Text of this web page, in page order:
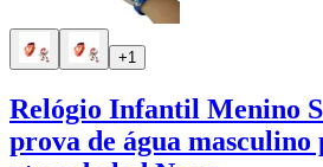
+1
Relógio Infantil Menino
prova de água masculino